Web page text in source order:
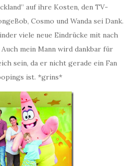
auf ihre Kosten, den TV-
Cosmo und Wanda sei Dank.
viele neue Eindrücke mit nach
mein Mann wird dankbar für
sein, da er nicht gerade ein Fan
ist. *grins*